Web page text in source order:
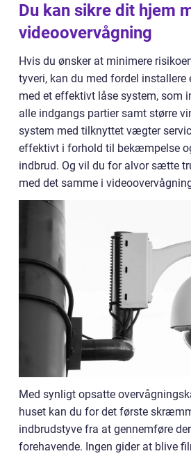
Du kan sikre dit hjem
videoovervågning
Hvis du ønsker at minimere
tyveri, kan du med fordel installere
med et effektivt låse system, som
alle indgangs partier samt større
system med tilknyttet vægter
effektivt i forhold til bekæmpelse
indbrud. Og vil du for alvor sætte
med det samme i
Med synligt opsatte
huset kan du for det første
indbrudstyve fra at gennemføre
forehavende. Ingen gider at blive